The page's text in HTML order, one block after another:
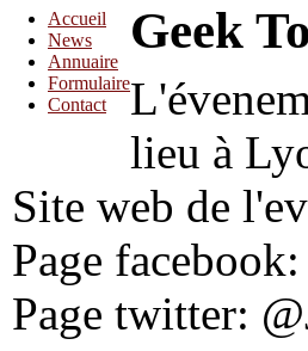
Accueil
News
Annuaire
Formulaire
Contact
Geek
lieu à
Site web de
Page
Page twitter: